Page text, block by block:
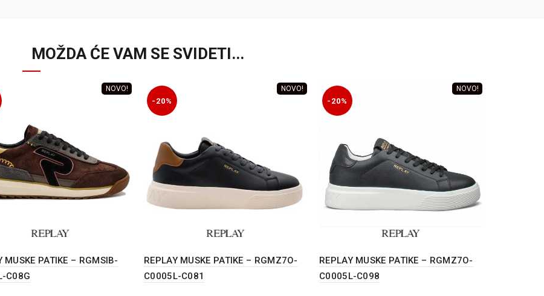
MOŽDA ĆE VAM SE SVIDETI...
NOVO!
MUSKE PATIKE – RGMSIB-
C08G
-20%
NOVO!
REPLAY MUSKE PATIKE – RGMZ7O-
C0005L-C081
-20%
NOVO!
REPLAY MUSKE PATIKE – RGMZ7O-
C0005L-C098